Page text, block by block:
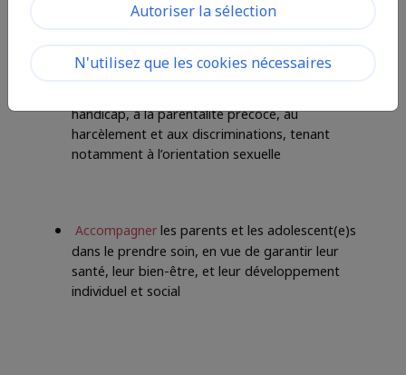
Prévenir et lutter
contre l’isolement physique,
psychologique et social des adolescent(e)s, en
handicap, à la parentalité précoce, au
harcèlement et aux discriminations, tenant
notamment à l’orientation sexuelle
Accompagner les parents et les adolescent(e)s
dans le prendre soin, en vue de garantir leur
santé, leur bien-être, et leur développement
individuel et social
Autoriser la sélection
N'utilisez que les cookies nécessaires